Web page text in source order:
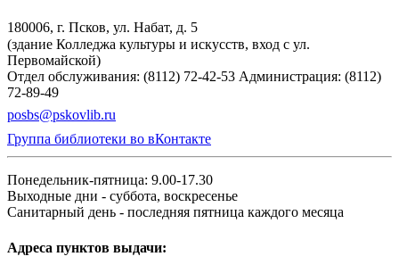
180006, г. Псков, ул. Набат, д. 5
(здание Колледжа культуры и искусств, вход с ул.
Первомайской)
Отдел обслуживания: (8112) 72-42-53 Администрация: (8112)
72-89-49
posbs@pskovlib.ru
Группа библиотеки во вКонтакте
Понедельник-пятница: 9.00-17.30
Выходные дни - суббота, воскресенье
Санитарный день - последняя пятница каждого месяца
Адреса пунктов выдачи: